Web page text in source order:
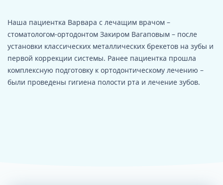
Наша пациентка Варвара с лечащим врачом –
стоматологом-ортодонтом Закиром Вагаповым – после
установки классических металлических брекетов на зубы и
первой коррекции системы. Ранее пациентка прошла
комплексную подготовку к ортодонтическому лечению –
были проведены гигиена полости рта и лечение зубов.